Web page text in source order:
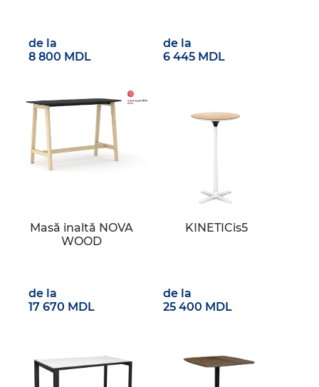
de la
8 800 MDL
de la
6 445 MDL
Masă inaltă NOVA
WOOD
de la
17 670 MDL
KINETICis5
de la
25 400 MDL